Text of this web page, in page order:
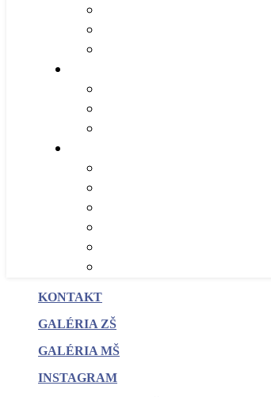
KONTAKT
GALÉRIA ZŠ
GALÉRIA MŠ
INSTAGRAM